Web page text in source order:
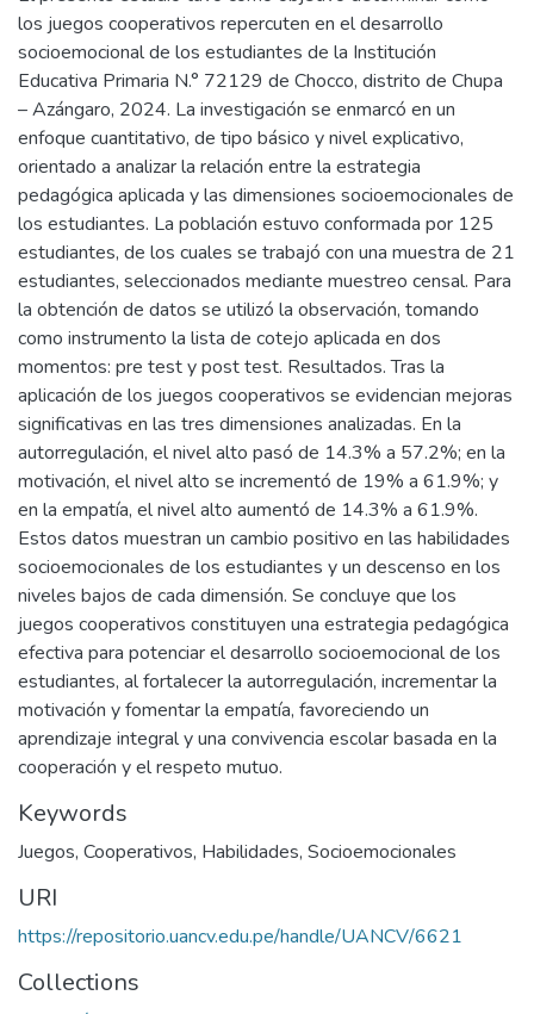
los juegos cooperativos repercuten en el desarrollo
socioemocional de los estudiantes de la Institución
Educativa Primaria N.° 72129 de Chocco, distrito de Chupa
– Azángaro, 2024. La investigación se enmarcó en un
enfoque cuantitativo, de tipo básico y nivel explicativo,
orientado a analizar la relación entre la estrategia
pedagógica aplicada y las dimensiones socioemocionales de
los estudiantes. La población estuvo conformada por 125
estudiantes, de los cuales se trabajó con una muestra de 21
estudiantes, seleccionados mediante muestreo censal. Para
la obtención de datos se utilizó la observación, tomando
como instrumento la lista de cotejo aplicada en dos
momentos: pre test y post test. Resultados. Tras la
aplicación de los juegos cooperativos se evidencian mejoras
significativas en las tres dimensiones analizadas. En la
autorregulación, el nivel alto pasó de 14.3% a 57.2%; en la
motivación, el nivel alto se incrementó de 19% a 61.9%; y
en la empatía, el nivel alto aumentó de 14.3% a 61.9%.
Estos datos muestran un cambio positivo en las habilidades
socioemocionales de los estudiantes y un descenso en los
niveles bajos de cada dimensión. Se concluye que los
juegos cooperativos constituyen una estrategia pedagógica
efectiva para potenciar el desarrollo socioemocional de los
estudiantes, al fortalecer la autorregulación, incrementar la
motivación y fomentar la empatía, favoreciendo un
aprendizaje integral y una convivencia escolar basada en la
cooperación y el respeto mutuo.
Keywords
Juegos, Cooperativos, Habilidades, Socioemocionales
URI
https://repositorio.uancv.edu.pe/handle/UANCV/6621
Collections